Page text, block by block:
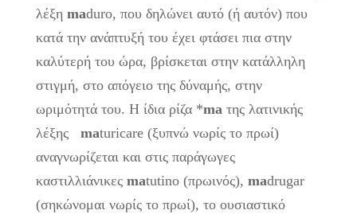
λέξη maduro, που δηλώνει αυτό (ή αυτόν) που
κατά την ανάπτυξή του έχει φτάσει πια στην
καλύτερή του ώρα, βρίσκεται στην κατάλληλη
στιγμή, στο απόγειο της δύναμής, στην
ωριμότητά του. Η ίδια ρίζα *maτης λατινικής
λέξης maturicare (ξυπνώ νωρίς το πρωί)
αναγνωρίζεται και στις παράγωγες
καστιλλιάνικες matutino (πρωινός), madrugar
(σηκώνομαι νωρίς το πρωί), το ουσιαστικό